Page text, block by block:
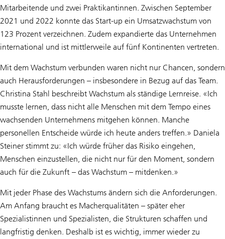
Mitarbeitende und zwei Praktikantinnen. Zwischen September
2021 und 2022 konnte das Start-up ein Umsatzwachstum von
123 Prozent verzeichnen. Zudem expandierte das Unternehmen
international und ist mittlerweile auf fünf Kontinenten vertreten.
Mit dem Wachstum verbunden waren nicht nur Chancen, sondern
auch Herausforderungen – insbesondere in Bezug auf das Team.
Christina Stahl beschreibt Wachstum als ständige Lernreise. «Ich
musste lernen, dass nicht alle Menschen mit dem Tempo eines
wachsenden Unternehmens mitgehen können. Manche
personellen Entscheide würde ich heute anders treffen.» Daniela
Steiner stimmt zu: «Ich würde früher das Risiko eingehen,
Menschen einzustellen, die nicht nur für den Moment, sondern
auch für die Zukunft – das Wachstum – mitdenken.»
Mit jeder Phase des Wachstums ändern sich die Anforderungen.
Am Anfang braucht es Macherqualitäten – später eher
Spezialistinnen und Spezialisten, die Strukturen schaffen und
langfristig denken. Deshalb ist es wichtig, immer wieder zu